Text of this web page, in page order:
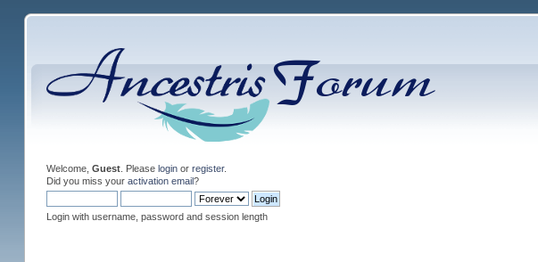
Welcome, Guest. Please loginor register.
Did you miss your activation email?
Login with username, password and session length